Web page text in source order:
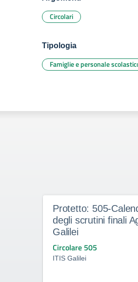
Circolari
Tipologia
Famiglie e personale
Protetto: 505-
degli scrutini finali
Galilei
Circolare 505
ITIS Galilei